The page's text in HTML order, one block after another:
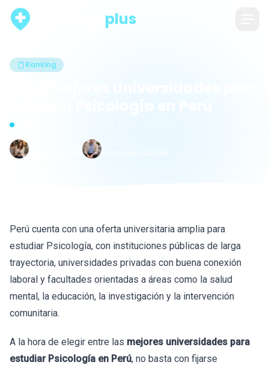
plus
Ranking
Perú cuenta con una oferta universitaria amplia para
estudiar Psicología, con instituciones públicas de larga
trayectoria, universidades privadas con buena conexión
laboral y facultades orientadas a áreas como la salud
mental, la educación, la investigación y la intervención
comunitaria.
A la hora de elegir entre las mejores universidades para
estudiar Psicología en Perú, no basta con fijarse